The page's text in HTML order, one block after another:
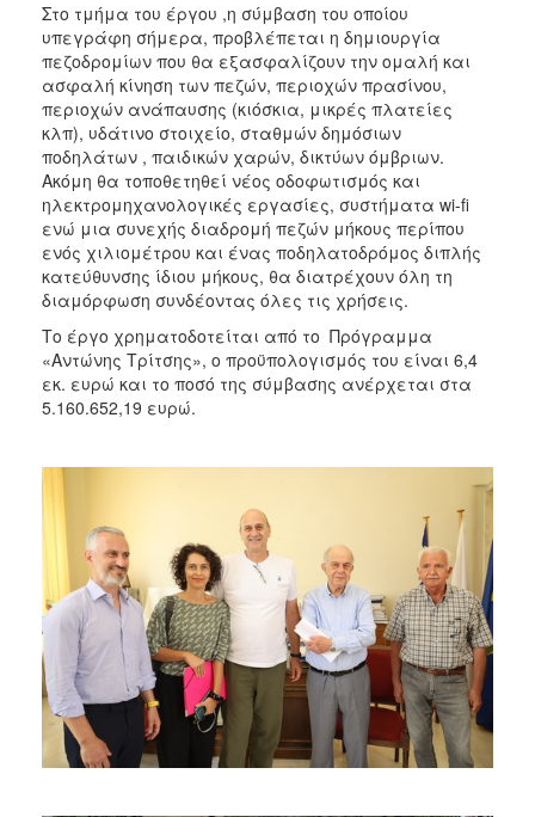
Στο τμήμα του έργου ,η σύμβαση του οποίου
υπεγράφη σήμερα, προβλέπεται η δημιουργία
πεζοδρομίων που θα εξασφαλίζουν την ομαλή και
ασφαλή κίνηση των πεζών, περιοχών πρασίνου,
περιοχών ανάπαυσης (κιόσκια, μικρές πλατείες
κλπ), υδάτινο στοιχείο, σταθμών δημόσιων
ποδηλάτων , παιδικών χαρών, δικτύων όμβριων.
Ακόμη θα τοποθετηθεί νέος οδοφωτισμός και
ηλεκτρομηχανολογικές εργασίες, συστήματα wi-fi
ενώ μια συνεχής διαδρομή πεζών μήκους περίπου
ενός χιλιομέτρου και ένας ποδηλατοδρόμος διπλής
κατεύθυνσης ίδιου μήκους, θα διατρέχουν όλη τη
διαμόρφωση συνδέοντας όλες τις χρήσεις.
Το έργο χρηματοδοτείται από το Πρόγραμμα
«Αντώνης Τρίτσης», ο προϋπολογισμός του είναι 6,4
εκ. ευρώ και το ποσό της σύμβασης ανέρχεται στα
5.160.652,19 ευρώ.